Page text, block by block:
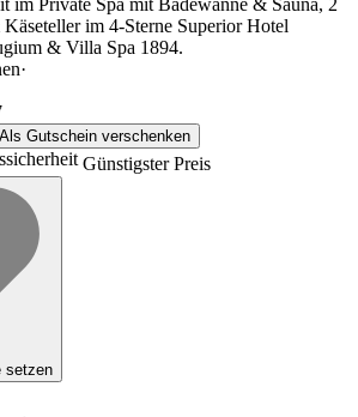
im Private Spa mit Badewanne & Sauna, 2
im 4-Sterne Superior Hotel
& Villa Spa 1894.
·
Als Gutschein verschenken
Günstigster Preis
setzen